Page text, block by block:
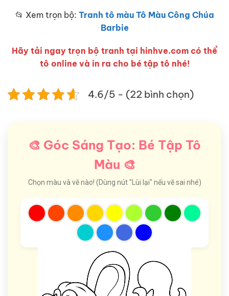
📂 Xem trọn bộ: Tranh tô màu Tô Màu Công Chúa
Barbie
Hãy tải ngay trọn bộ tranh tại hinhve.com có thể
tô online và in ra cho bé tập tô nhé!
4.6/5 - (22 bình chọn)
🎨 Góc Sáng Tạo: Bé Tập Tô
Màu 🎨
Chọn màu và vẽ nào! (Dùng nút "Lùi lại" nếu vẽ sai nhé)